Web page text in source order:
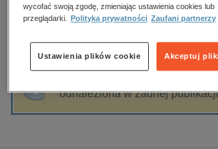
biznesowe, branżowe, gospodarka
dzienniki
edukacja
hobby, sport, rozrywka
komputery, internet, technologie,
Sortowanie
odnaleziona w żadnej
wycofać swoją zgodę, zmieniając ustawienia cookies lub
przeglądarki.
Polityka prywatności Zaufani partnerzy
Akceptuj
Ustawienia plików cookie